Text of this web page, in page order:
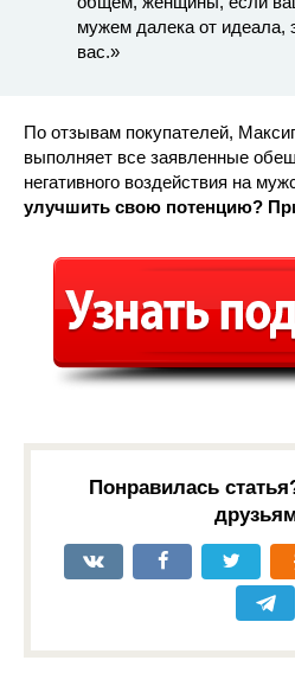
мужем далека от идеала,
вас.»
По отзывам покупателей,
выполняет все заявленные
негативного воздействия на
улучшить свою потенцию?
Понравилась